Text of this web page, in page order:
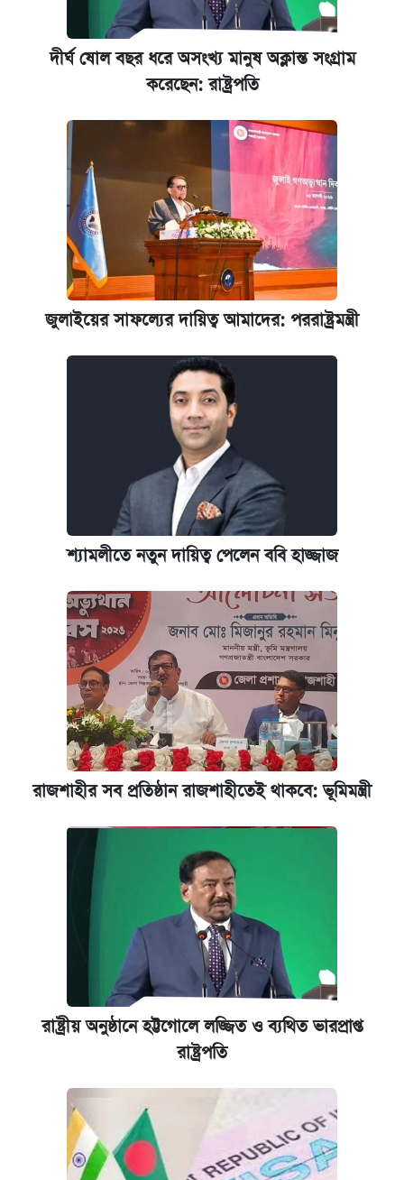
দীর্ঘ ষোল বছর ধরে অসংখ্য মানুষ অক্লান্ত সংগ্রাম
করেছেন: রাষ্ট্রপতি
জুলাইয়ের সাফল্যের দায়িত্ব আমাদের: পররাষ্ট্রমন্ত্রী
শ্যামলীতে নতুন দায়িত্ব পেলেন ববি হাজ্জাজ
রাজশাহীর সব প্রতিষ্ঠান রাজশাহীতেই থাকবে: ভূমিমন্ত্রী
রাষ্ট্রীয় অনুষ্ঠানে হট্টগোলে লজ্জিত ও ব্যথিত ভারপ্রাপ্ত
রাষ্ট্রপতি